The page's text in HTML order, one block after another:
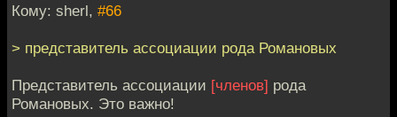
Кому: sherl, #66
> представитель ассоциации рода Романовых
Представитель ассоциации [членов] рода
Романовых. Это важно!